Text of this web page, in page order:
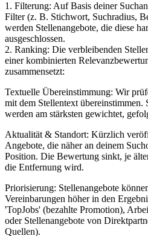
1. Filterung: Auf Basis deiner
Filter (z. B. Stichwort, Suchradius,
werden Stellenangebote, die diese
ausgeschlossen.
2. Ranking: Die verbleibenden
einer kombinierten
zusammensetzt:
Textuelle Übereinstimmung: Wir
mit dem Stellentext
werden am stärksten gewichtet,
Aktualität & Standort: Kürzlich
Angebote, die näher an deinem
Position. Die Bewertung sinkt, je
die Entfernung wird.
Priorisierung: Stellenangebote
Vereinbarungen höher in den
'TopJobs' (bezahlte Promotion),
oder Stellenangebote von
Quellen).